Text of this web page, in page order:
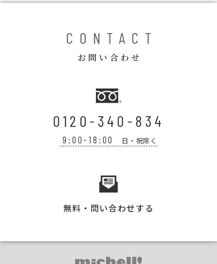
CONTACT
お問い合わせ
0120-340-834
9:00-18:00 日・祝除く
無料・問い合わせする